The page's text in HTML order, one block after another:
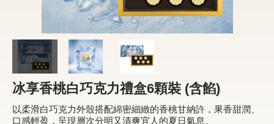
玩具總動員
休閒分享
巧克力餅乾
冰享香桃白巧克力禮盒6顆裝 (含餡)
以柔滑白巧克力外殼搭配綿密細緻的香桃甘納許，果香甜潤、
口感輕盈，呈現層次分明又清爽宜人的夏日氣息。